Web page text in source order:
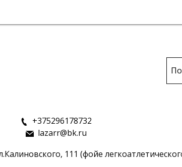
+375296178732
lazarr@bk.ru
111 (фойе